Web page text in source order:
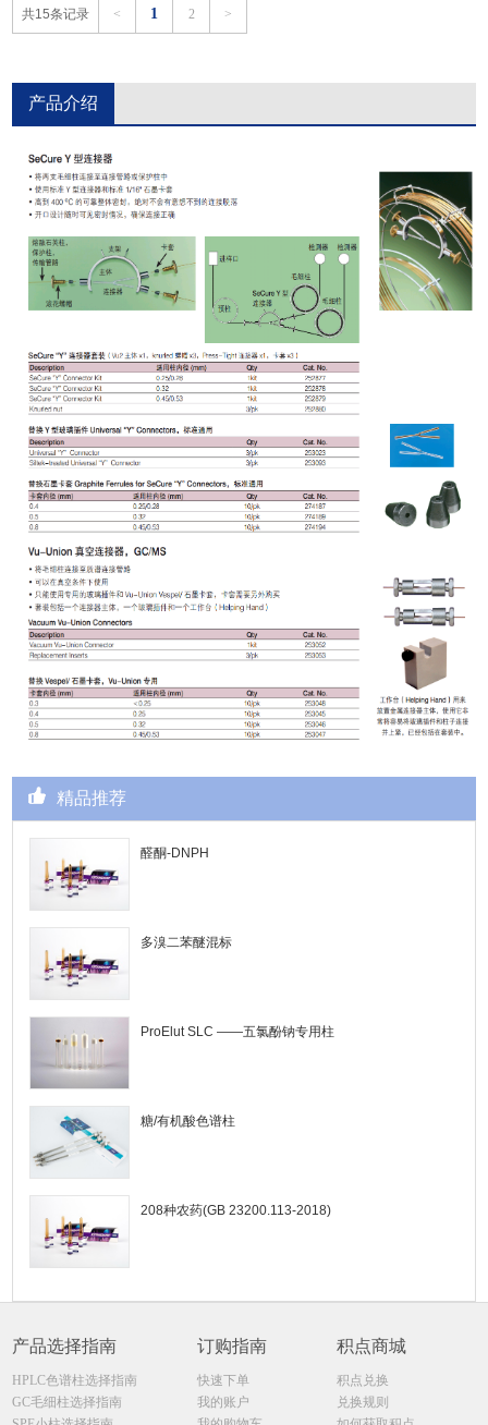
共15条记录 < 1 2 >
产品介绍
精品推荐
醛酮-DNPH
多溴二苯醚混标
ProElut SLC ——五氯酚钠专用柱
糖/有机酸色谱柱
208种农药(GB 23200.113-2018)
产品选择指南
HPLC色谱柱选择指南
GC毛细柱选择指南
订购指南
快速下单
我的账户
积点商城
积点兑换
兑换规则